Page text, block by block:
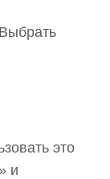
это
и